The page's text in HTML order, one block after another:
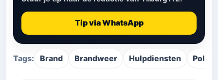
Tip via WhatsApp
Tags: Brand Brandweer Hulpdiensten Politie